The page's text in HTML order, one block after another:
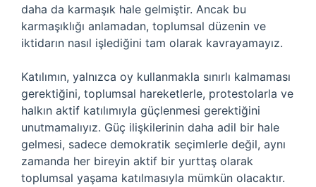
daha da karmaşık hale gelmiştir. Ancak bu
karmaşıklığı anlamadan, toplumsal düzenin ve
iktidarın nasıl işlediğini tam olarak kavrayamayız.
Katılımın, yalnızca oy kullanmakla sınırlı kalmaması
gerektiğini, toplumsal hareketlerle, protestolarla ve
halkın aktif katılımıyla güçlenmesi gerektiğini
unutmamalıyız. Güç ilişkilerinin daha adil bir hale
gelmesi, sadece demokratik seçimlerle değil, aynı
zamanda her bireyin aktif bir yurttaş olarak
toplumsal yaşama katılmasıyla mümkün olacaktır.